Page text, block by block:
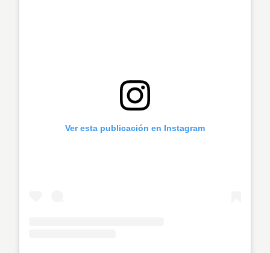
Ver esta publicación en Instagram